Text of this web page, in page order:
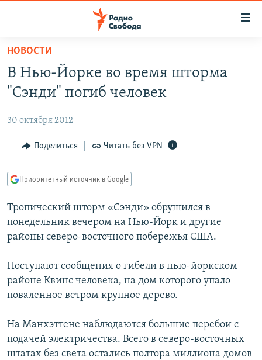
упрощенного
доступа
Вернуться
основному
Вернутся
главной
навигации
Вернутся
поиску
ПРОГРАММЫ
ПОДКАСТЫ
ЦИТАТЫ СВОБОДЫ
МНЕНИЯ
IDEL.РЕАЛИИ
КАВКАЗ.РЕАЛИИ
СЕВЕР.РЕАЛИИ
РАСПИСАНИЕ ВЕЩАНИЯ
ПОДПИШИТЕСЬ НА РАССЫЛКУ
СОЦИАЛЬНЫЕ СЕТИ
НОВОСТИ
В Нью-Йорке во время шторма
"Сэнди" погиб человек
30 октября 2012
Поделиться Читать без VPN
Приоритетный источник в Google
Тропический шторм «Сэнди» обрушился в
понедельник вечером на Нью-Йорк и другие
районы северо-восточного побережья США.
Поступают сообщения о гибели в нью-йоркском
районе Квинс человека, на дом которого упало
поваленное ветром крупное дерево.
На Манхэттене наблюдаются большие перебои с
подачей электричества. Всего в северо-восточных
штатах без света остались полтора миллиона домов